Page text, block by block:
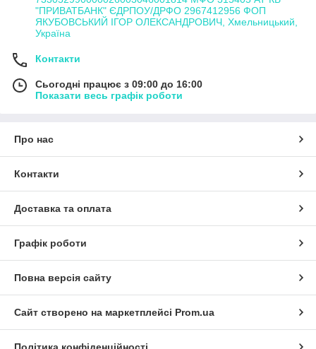
"ПРИВАТБАНК" ЄДРПОУ/ДРФО 2967412956 ФОП
ЯКУБОВСЬКИЙ ІГОР ОЛЕКСАНДРОВИЧ, Хмельницький,
Україна
Контакти
Сьогодні працює з 09:00 до 16:00
Показати весь графік роботи
Про нас
Контакти
Доставка та оплата
Графік роботи
Повна версія сайту
Сайт створено на маркетплейсі Prom.ua
Політика конфіденційності